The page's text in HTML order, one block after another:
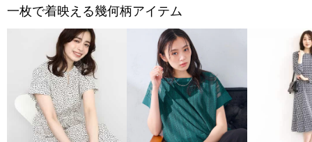
一枚で着映える幾何柄アイテム